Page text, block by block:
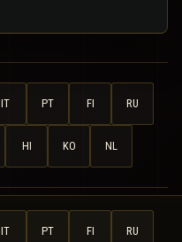
IT PT FI RU
HI KO NL
IT PT FI RU